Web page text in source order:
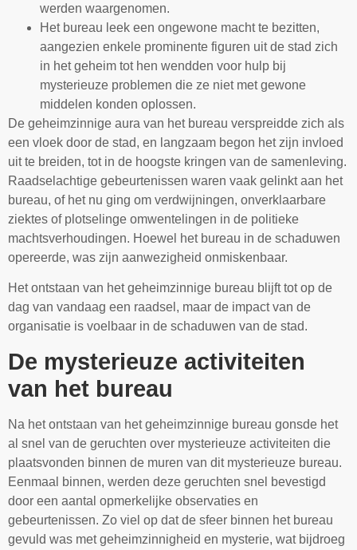
werden waargenomen.
Het bureau leek een ongewone macht te bezitten,
aangezien enkele prominente figuren uit de stad zich
in het geheim tot hen wendden voor hulp bij
mysterieuze problemen die ze niet met gewone
middelen konden oplossen.
De geheimzinnige aura van het bureau verspreidde zich als
een vloek door de stad, en langzaam begon het zijn invloed
uit te breiden, tot in de hoogste kringen van de samenleving.
Raadselachtige gebeurtenissen waren vaak gelinkt aan het
bureau, of het nu ging om verdwijningen, onverklaarbare
ziektes of plotselinge omwentelingen in de politieke
machtsverhoudingen. Hoewel het bureau in de schaduwen
opereerde, was zijn aanwezigheid onmiskenbaar.
Het ontstaan van het geheimzinnige bureau blijft tot op de
dag van vandaag een raadsel, maar de impact van de
organisatie is voelbaar in de schaduwen van de stad.
De mysterieuze activiteiten
van het bureau
Na het ontstaan van het geheimzinnige bureau gonsde het
al snel van de geruchten over mysterieuze activiteiten die
plaatsvonden binnen de muren van dit mysterieuze bureau.
Eenmaal binnen, werden deze geruchten snel bevestigd
door een aantal opmerkelijke observaties en
gebeurtenissen. Zo viel op dat de sfeer binnen het bureau
gevuld was met geheimzinnigheid en mysterie, wat bijdroeg